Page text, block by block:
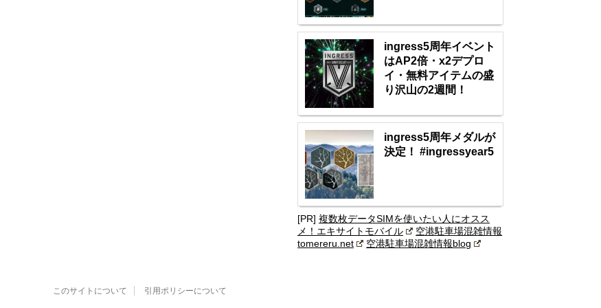
ingress5周年イベント
はAP2倍・x2デプロ
イ・無料アイテムの盛
り沢山の2週間！
ingress5周年メダルが
決定！ #ingressyear5
[PR] 複数枚データSIMを使いたい人にオスス
メ！エキサイトモバイル
空港駐車場混雑情報
tomereru.net
空港駐車場混雑情報blog
このサイトについて 引用ポリシーについて